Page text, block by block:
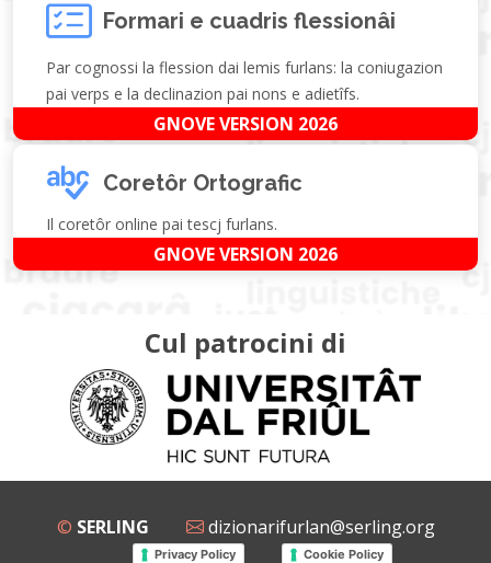
Formari e cuadris flessionâi
Par cognossi la flession dai lemis furlans: la coniugazion
pai verps e la declinazion pai nons e adietîfs.
GNOVE VERSION 2026
Coretôr Ortografic
Il coretôr online pai tescj furlans.
GNOVE VERSION 2026
Cul patrocini di
© SERLING dizionarifurlan@serling.org
Privacy Policy Cookie Policy